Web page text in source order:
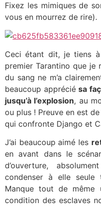
Fixez les mimiques de
vous en mourrez de rire).
Ceci étant dit, je tiens
premier Tarantino que je
du sang ne m’a
beaucoup appréciésa
jusqu’à l’explosion, au
ou plus ! Preuve en est
qui confronte Django et
J’ai beaucoup aimé les
en avant dans le
d’ouverture,
condenser à elle seule
Manque tout de même
condition des esclaves